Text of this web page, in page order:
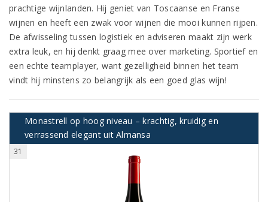
prachtige wijnlanden. Hij geniet van Toscaanse en Franse
wijnen en heeft een zwak voor wijnen die mooi kunnen rijpen.
De afwisseling tussen logistiek en adviseren maakt zijn werk
extra leuk, en hij denkt graag mee over marketing. Sportief en
een echte teamplayer, want gezelligheid binnen het team
vindt hij minstens zo belangrijk als een goed glas wijn!
Monastrell op hoog niveau – krachtig, kruidig en
verrassend elegant uit Almansa
31